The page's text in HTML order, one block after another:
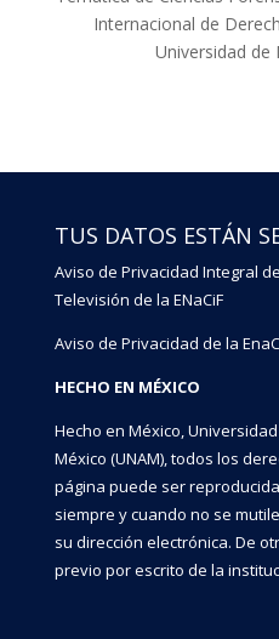
Internacional de
Universidad de
TUS DATOS ESTÁN
Aviso de Privacidad Integral
Televisión de la ENaCiF
Aviso de Privacidad de la
HECHO EN MÉXICO
Hecho en México,
México (UNAM), todos los
página puede ser
siempre y cuando no se
su dirección electrónica. De
previo por escrito de la